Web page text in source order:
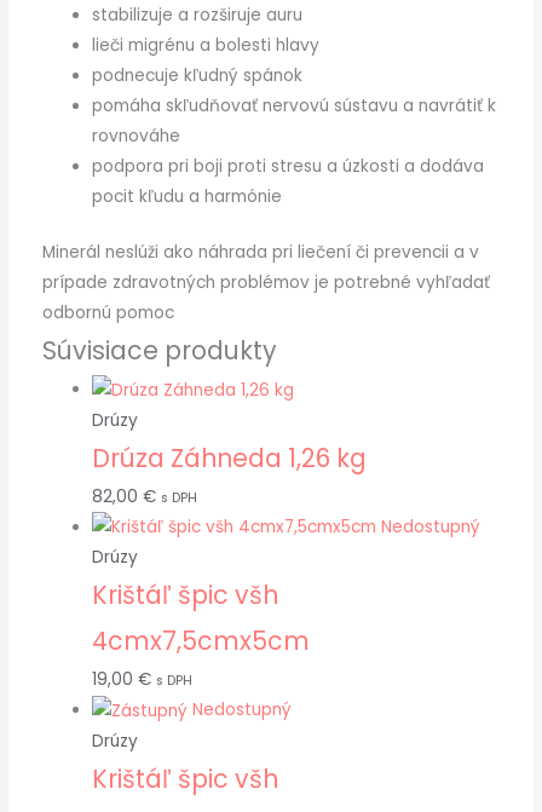
stabilizuje a rozširuje auru
lieči migrénu a bolesti hlavy
podnecuje kľudný spánok
pomáha skľudňovať nervovú sústavu a navrátiť k
rovnováhe
podpora pri boji proti stresu a úzkosti a dodáva
pocit kľudu a harmónie
Minerál neslúži ako náhrada pri liečení či prevencii a v
prípade zdravotných problémov je potrebné vyhľadať
odbornú pomoc
Súvisiace produkty
Drúzy
Drúza Záhneda 1,26 kg
82,00 € s DPH
Nedostupný
Drúzy
Krištáľ špic všh
4cmx7,5cmx5cm
19,00 € s DPH
Nedostupný
Drúzy
Krištáľ špic všh